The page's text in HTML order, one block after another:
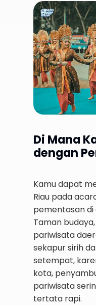
Di Mana
dengan
Kamu dapat
Riau pada
pementasan di
Taman
pariwisata
sekapur sirih
setempat,
kota,
pariwisata
tertata rapi.